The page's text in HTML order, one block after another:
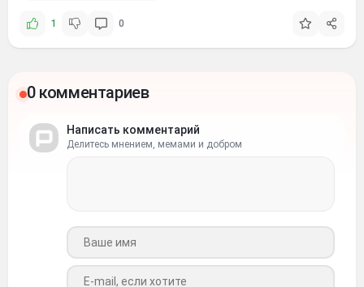
1 0
0 комментариев
Написать комментарий
Делитесь мнением, мемами и добром
Ваше имя
Ваш e-mail